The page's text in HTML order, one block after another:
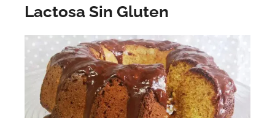
Lactosa Sin Gluten